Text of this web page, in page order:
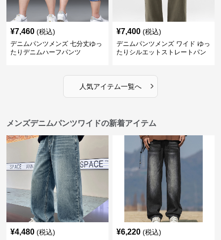
¥7,460 (税込)
デニムパンツメンズ 七分丈ゆっ
たりデニムハーフパンツ
¥7,400 (税込)
デニムパンツメンズ ワイド ゆっ
たりシルエットストレートパン
人気アイテム一覧へ ›
メンズデニムパンツワイドの新着アイテム
¥4,480 (税込) ¥6,220 (税込)